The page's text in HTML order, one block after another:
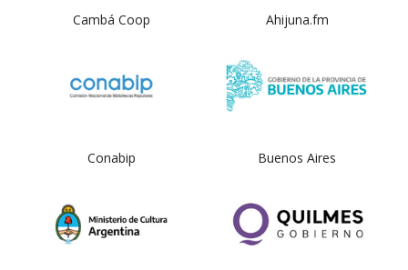
Cambá Coop Ahijuna.fm
Conabip Buenos Aires